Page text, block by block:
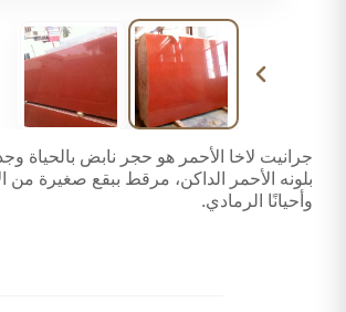
جرانيت لاخا الأحمر هو حجر نابض بالحياة
بلونه الأحمر الداكن، مرقط ببقع صغيرة من
وأحيانًا الرمادي.